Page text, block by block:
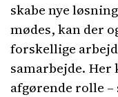
skabe nye
mødes, kan der
forskellige
samarbejde.
afgørende rolle